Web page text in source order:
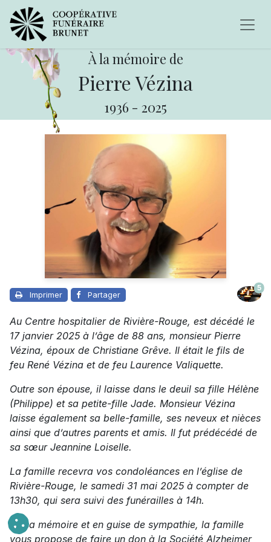
À la mémoire de
Pierre Vézina
1936 - 2025
Imprimer Partager
5
Au Centre hospitalier de Rivière-Rouge, est décédé le
17 janvier 2025 à l’âge de 88 ans, monsieur Pierre
Vézina, époux de Christiane Grêve. Il était le fils de
feu René Vézina et de feu Laurence Valiquette.
Outre son épouse, il laisse dans le deuil sa fille Hélène
(Philippe) et sa petite-fille Jade. Monsieur Vézina
laisse également sa belle-famille, ses neveux et nièces
ainsi que d’autres parents et amis. Il fut prédécédé de
sa sœur Jeannine Loiselle.
La famille recevra vos condoléances en l’église de
Rivière-Rouge, le samedi 31 mai 2025 à compter de
13h30, qui sera suivi des funérailles à 14h.
En sa mémoire et en guise de sympathie, la famille
vous propose de faire un don à la Société Alzheimer